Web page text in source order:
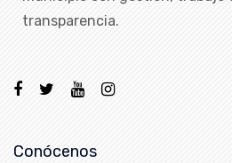
transparencia.
Conócenos